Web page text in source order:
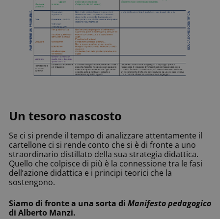
Un tesoro nascosto
Se ci si prende il tempo di analizzare attentamente il
cartellone ci si rende conto che si è di fronte a uno
straordinario distillato della sua strategia didattica.
Quello che colpisce di più è la connessione tra le fasi
dell’azione didattica e i principi teorici che la
sostengono.
Siamo di fronte a una sorta di Manifesto pedagogico
di Alberto Manzi.